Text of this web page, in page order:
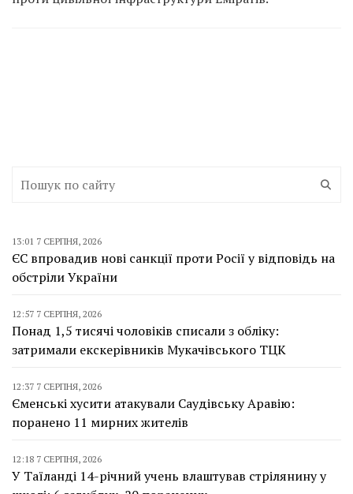
13:01 7 СЕРПНЯ, 2026
ЄС впровадив нові санкції проти Росії у відповідь на
обстріли України
12:57 7 СЕРПНЯ, 2026
Понад 1,5 тисячі чоловіків списали з обліку:
затримали екскерівників Мукачівського ТЦК
12:37 7 СЕРПНЯ, 2026
Єменські хусити атакували Саудівську Аравію:
поранено 11 мирних жителів
12:18 7 СЕРПНЯ, 2026
У Таїланді 14-річний учень влаштував стрілянину у